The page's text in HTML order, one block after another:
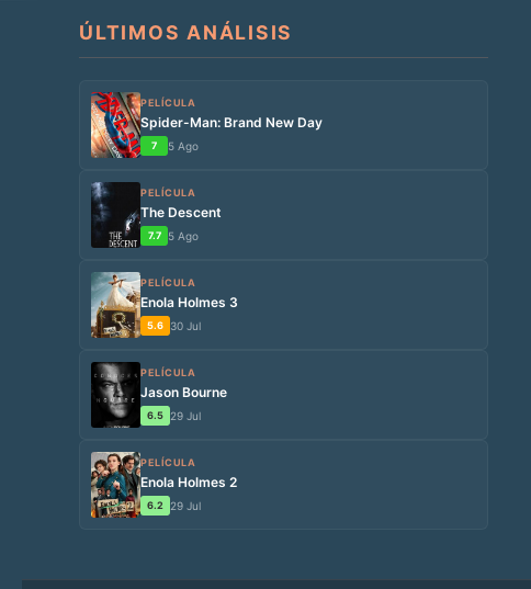
ÚLTIMOS ANÁLISIS
PELÍCULA
Spider-Man: Brand New Day
7 5 Ago
PELÍCULA
The Descent
7.7 5 Ago
PELÍCULA
Enola Holmes 3
5.6 30 Jul
PELÍCULA
Jason Bourne
6.5 29 Jul
PELÍCULA
Enola Holmes 2
6.2 29 Jul